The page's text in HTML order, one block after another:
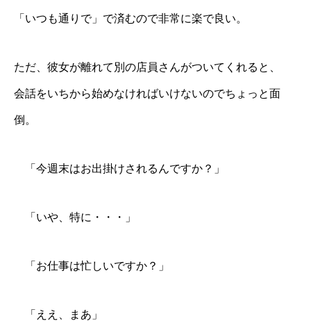
「いつも通りで」で済むので非常に楽で良い。
ただ、彼女が離れて別の店員さんがついてくれると、
会話をいちから始めなければいけないのでちょっと面
倒。
「今週末はお出掛けされるんですか？」
「いや、特に・・・」
「お仕事は忙しいですか？」
「ええ、まあ」